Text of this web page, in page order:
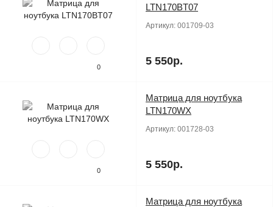
0
LTN170BT07
Артикул: 001709-03
5 550р.
0
Матрица для ноутбука
LTN170WX
Артикул: 001728-03
5 550р.
Матрица для ноутбука